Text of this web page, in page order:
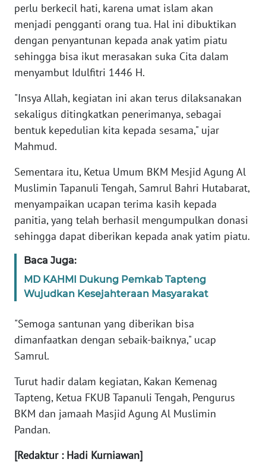
perlu berkecil hati, karena umat islam akan
menjadi pengganti orang tua. Hal ini dibuktikan
dengan penyantunan kepada anak yatim piatu
sehingga bisa ikut merasakan suka Cita dalam
menyambut Idulfitri 1446 H.
"Insya Allah, kegiatan ini akan terus dilaksanakan
sekaligus ditingkatkan penerimanya, sebagai
bentuk kepedulian kita kepada sesama," ujar
Mahmud.
Sementara itu, Ketua Umum BKM Mesjid Agung Al
Muslimin Tapanuli Tengah, Samrul Bahri Hutabarat,
menyampaikan ucapan terima kasih kepada
panitia, yang telah berhasil mengumpulkan donasi
sehingga dapat diberikan kepada anak yatim piatu.
Baca Juga:
MD KAHMI Dukung Pemkab Tapteng
Wujudkan Kesejahteraan Masyarakat
"Semoga santunan yang diberikan bisa
dimanfaatkan dengan sebaik-baiknya," ucap
Samrul.
Turut hadir dalam kegiatan, Kakan Kemenag
Tapteng, Ketua FKUB Tapanuli Tengah, Pengurus
BKM dan jamaah Masjid Agung Al Muslimin
Pandan.
[Redaktur : Hadi Kurniawan]
WN
JAMBI
WN
SULTRA
WN
NTB
SULTENG
WN
SULBAR
WN
BABEL
SUMBAR
SUMSEL
WN
WN
LAMPUNG
JATENG